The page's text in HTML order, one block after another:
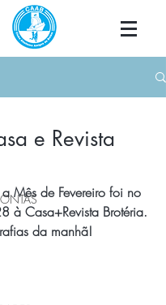
e Revista
Mês de Fevereiro foi no
à Casa+Revista Brotéria.
da manhã!